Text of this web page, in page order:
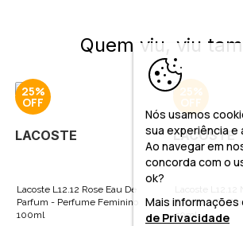
Quem viu, viu
25%
LACOSTE
Lacoste L12.12 Rose Eau De
Parfum - Perfume Feminino
100ml
25%
LACOSTE
Lacoste L12.12
Toilette -
50ml
Nós usamos
sua experiência e
Ao navegar em
concorda com o
ok?
Mais informações
de Privacidade